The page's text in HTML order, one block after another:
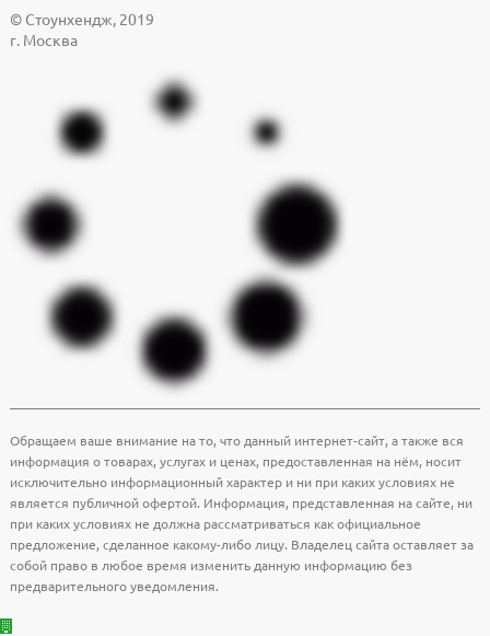
© Cтоунхендж, 2019
г. Москва
Обращаем ваше внимание на то, что данный интернет-сайт, а также вся
информация о товарах, услугах и ценах, предоставленная на нём, носит
исключительно информационный характер и ни при каких условиях не
является публичной офертой. Информация, представленная на сайте, ни
при каких условиях не должна рассматриваться как официальное
предложение, сделанное какому-либо лицу. Владелец сайта оставляет за
собой право в любое время изменить данную информацию без
предварительного уведомления.